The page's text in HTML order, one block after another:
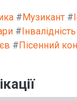
#Музикант #
#Інвалідність
#Пісенний